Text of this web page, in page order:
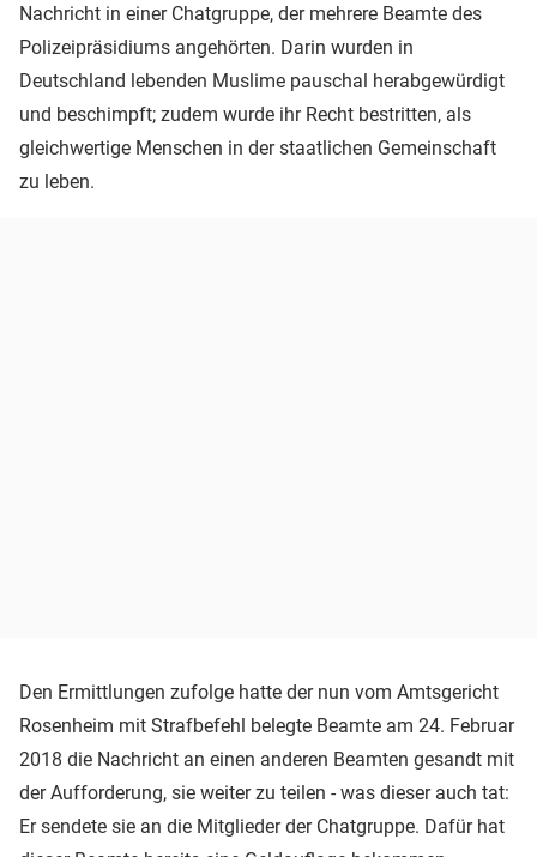
Nachricht in einer Chatgruppe, der mehrere Beamte des
Polizeipräsidiums angehörten. Darin wurden in
Deutschland lebenden Muslime pauschal herabgewürdigt
und beschimpft; zudem wurde ihr Recht bestritten, als
gleichwertige Menschen in der staatlichen Gemeinschaft
zu leben.
Den Ermittlungen zufolge hatte der nun vom Amtsgericht
Rosenheim mit Strafbefehl belegte Beamte am 24. Februar
2018 die Nachricht an einen anderen Beamten gesandt mit
der Aufforderung, sie weiter zu teilen - was dieser auch tat:
Er sendete sie an die Mitglieder der Chatgruppe. Dafür hat